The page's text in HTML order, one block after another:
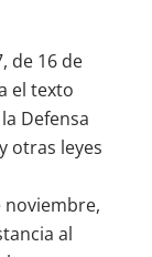
de 16 de
el texto
Defensa
otras leyes
noviembre,
al